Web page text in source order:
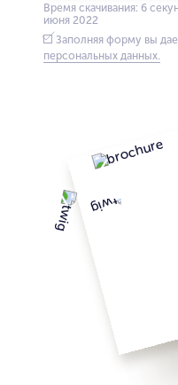
Время скачивания: 6
июня 2022
Заполняя форму вы
персональных данных.